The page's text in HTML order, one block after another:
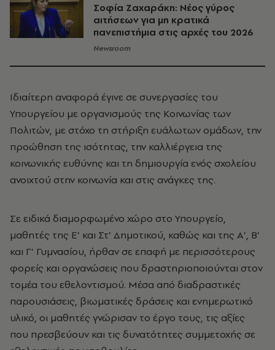
Σοφία Ζαχαράκη: Νέος γύρος
αιτήσεων για μη κρατικά
πανεπιστήμια στις αρχές του 2026
Newsroom
Ιδιαίτερη αναφορά έγινε σε συνεργασίες του
Υπουργείου με οργανισμούς της Κοινωνίας των
Πολιτών, με στόχο τη στήριξη ευάλωτων ομάδων, την
προώθηση της ισότητας, την καλλιέργεια της
κοινωνικής ευθύνης και τη δημιουργία ενός σχολείου
ανοιχτού στην κοινωνία και στις ανάγκες της.
Σε ειδικά διαμορφωμένο χώρο στο Υπουργείο,
μαθητές της Ε’ και Στ’ Δημοτικού, καθώς και της Α’, Β’
και Γ’ Γυμνασίου, ήρθαν σε επαφή με περισσότερους
φορείς και οργανώσεις που δραστηριοποιούνται στον
τομέα του εθελοντισμού. Μέσα από διαδραστικές
παρουσιάσεις, βιωματικές δράσεις και ενημερωτικό
υλικό, οι μαθητές γνώρισαν το έργο τους, τις αξίες
που πρεσβεύουν και τις δυνατότητες συμμετοχής σε